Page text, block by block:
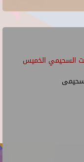
السحيمي الخميس